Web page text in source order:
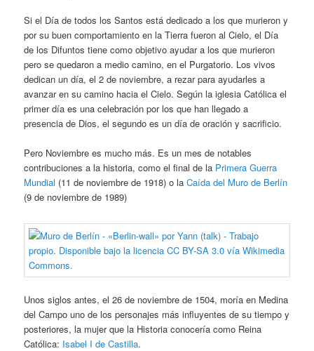
Si el Día de todos los Santos está dedicado a los que murieron y
por su buen comportamiento en la Tierra fueron al Cielo, el Día
de los Difuntos tiene como objetivo ayudar a los que murieron
pero se quedaron a medio camino, en el Purgatorio. Los vivos
dedican un día, el 2 de noviembre, a rezar para ayudarles a
avanzar en su camino hacia el Cielo. Según la iglesia Católica el
primer día es una celebración por los que han llegado a
presencia de Dios, el segundo es un día de oración y sacrificio.
Pero Noviembre es mucho más. Es un mes de notables
contribuciones a la historia, como el final de la Primera Guerra
Mundial (11 de noviembre de 1918) o laCaída del Muro de Berlín
(9 de noviembre de 1989)
Unos siglos antes, el 26 de noviembre de 1504, moría en Medina
del Campo uno de los personajes más influyentes de su tiempo y
posteriores, la mujer que la Historia conocería como Reina
Católica: Isabel I de Castilla.